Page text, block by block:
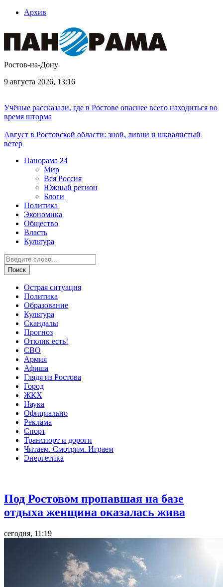
Архив
Ростов-на-Дону
9 августа 2026, 13:16
Учёные рассказали, где в Ростове опаснее всего находиться во
время шторма
Август в Ростовской области: зной, ливни и шквалистый
ветер
Панорама 24
Мир
Вся Россия
Южный регион
Блоги
Политика
Экономика
Общество
Власть
Культура
Острая ситуация
Политика
Образование
Культура
Скандалы
Прогноз
Отклик есть!
СВО
Армия
Афиша
Глядя из Ростова
Город
ЖКХ
Наука
Официально
Реклама
Спорт
Транспорт и дороги
Читаем. Смотрим. Играем
Энергетика
Под Ростовом пропавшая на базе
отдыха женщина оказалась жива
сегодня, 11:19